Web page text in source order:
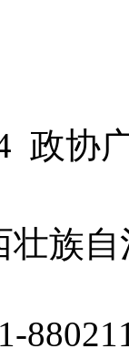
政协
壮族